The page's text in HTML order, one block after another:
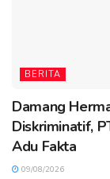
BERITA
Damang
Diskriminatif,
Adu Fakta
09/08/2026